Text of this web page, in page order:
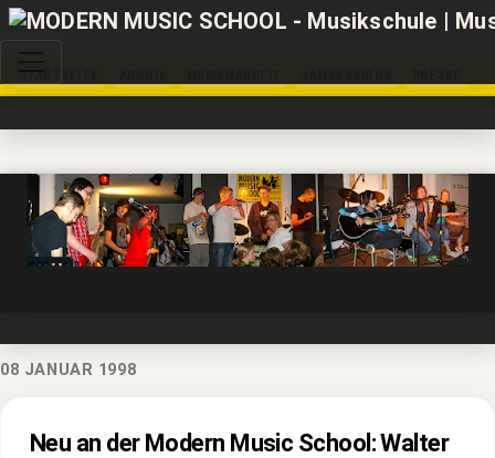
STARTSEITE
08 JANUAR 1998
Neu an der Modern Music School: Walter